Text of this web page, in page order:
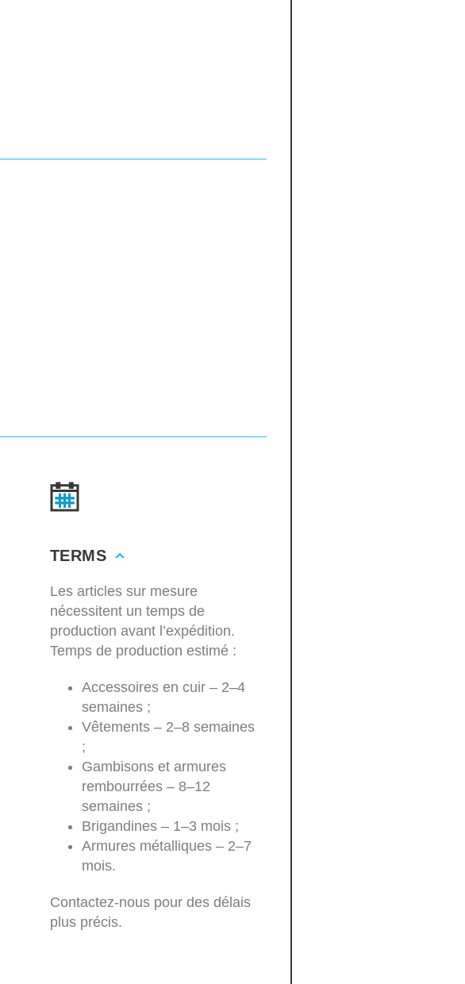
TERMS
Les articles sur mesure
nécessitent un temps de
production avant l’expédition.
Temps de production estimé :
Accessoires en cuir – 2–4
semaines ;
Vêtements – 2–8 semaines
;
Gambisons et armures
rembourrées – 8–12
semaines ;
Brigandines – 1–3 mois ;
Armures métalliques – 2–7
mois.
Contactez-nous pour des délais
plus précis.